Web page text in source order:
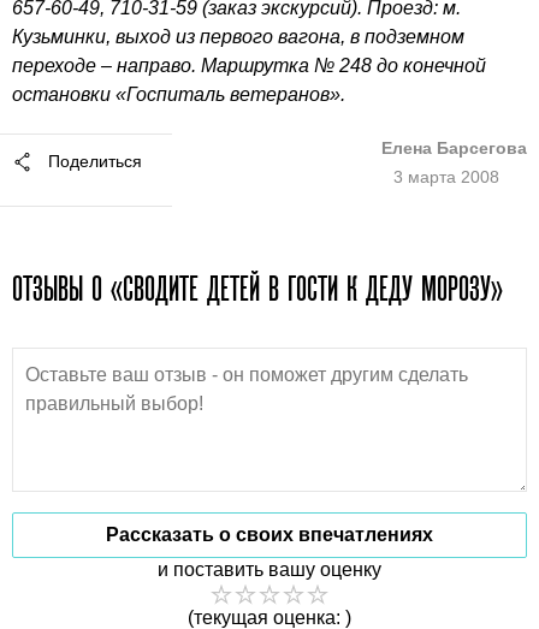
657-60-49, 710-31-59 (заказ экскурсий). Проезд: м.
Кузьминки, выход из первого вагона, в подземном
переходе – направо. Маршрутка № 248 до конечной
остановки «Госпиталь ветеранов».
Поделиться
Елена Барсегова
3 марта 2008
ОТЗЫВЫ О «СВОДИТЕ ДЕТЕЙ В ГОСТИ К ДЕДУ МОРОЗУ»
Рассказать о своих впечатлениях
и поставить вашу оценку
(текущая оценка: )